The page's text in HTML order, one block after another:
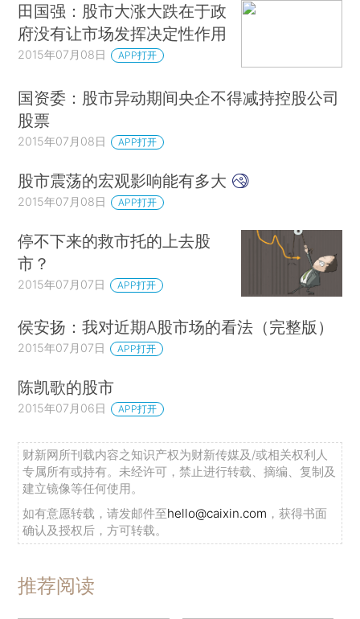
田国强：股市大涨大跌在于政
府没有让市场发挥决定性作用
2015年07月08日 APP打开
国资委：股市异动期间央企不得减持控股公司
股票
2015年07月08日 APP打开
股市震荡的宏观影响能有多大
2015年07月08日 APP打开
停不下来的救市托的上去股
市？
2015年07月07日 APP打开
侯安扬：我对近期A股市场的看法（完整版）
2015年07月07日 APP打开
陈凯歌的股市
2015年07月06日 APP打开
财新网所刊载内容之知识产权为财新传媒及/或相关权利人
专属所有或持有。未经许可，禁止进行转载、摘编、复制及
建立镜像等任何使用。
如有意愿转载，请发邮件至hello@caixin.com ，获得书面
确认及授权后，方可转载。
推荐阅读